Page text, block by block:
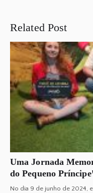
Related Post
Uma Jornada
do Pequeno
No dia 9 de junho de 2024,